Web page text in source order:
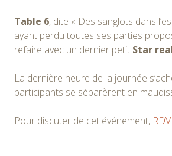
Table 6, dite « Des sanglots dans
ayant perdu toutes ses parties
refaire avec un dernier petit Star
La dernière heure de la journée
participants se séparèrent en
Pour discuter de cet événement,